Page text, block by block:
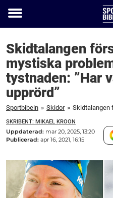
Toggle
Skidtalangen
mystiska
tystnaden: ”Har
upprörd”
Sportbibeln » Skidor »
SKRIBENT: MIKAEL KROON
Uppdaterad: mar 20, 2025, 13:20
Publicerad: apr 16, 2021, 16:15